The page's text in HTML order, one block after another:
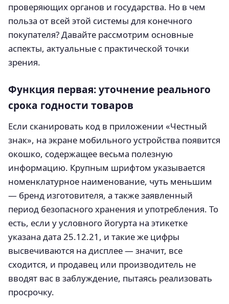
проверяющих органов и государства. Но в чем
польза от всей этой системы для конечного
покупателя? Давайте рассмотрим основные
аспекты, актуальные с практической точки
зрения.
Функция первая: уточнение реального
срока годности товаров
Если сканировать код в приложении «Честный
знак», на экране мобильного устройства появится
окошко, содержащее весьма полезную
информацию. Крупным шрифтом указывается
номенклатурное наименование, чуть меньшим
— бренд изготовителя, а также заявленный
период безопасного хранения и употребления. То
есть, если у условного йогурта на этикетке
указана дата 25.12.21, и такие же цифры
высвечиваются на дисплее — значит, все
сходится, и продавец или производитель не
вводят вас в заблуждение, пытаясь реализовать
просрочку.